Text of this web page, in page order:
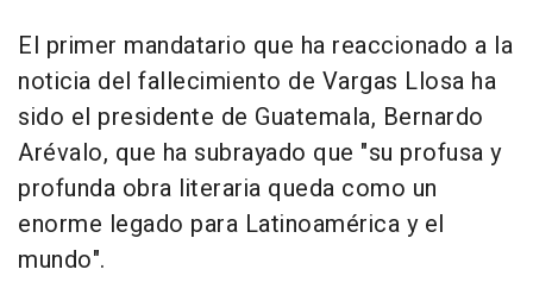
El primer mandatario que ha reaccionado a la
noticia del fallecimiento de Vargas Llosa ha
sido el presidente de Guatemala, Bernardo
Arévalo, que ha subrayado que "su profusa y
profunda obra literaria queda como un
enorme legado para Latinoamérica y el
mundo".